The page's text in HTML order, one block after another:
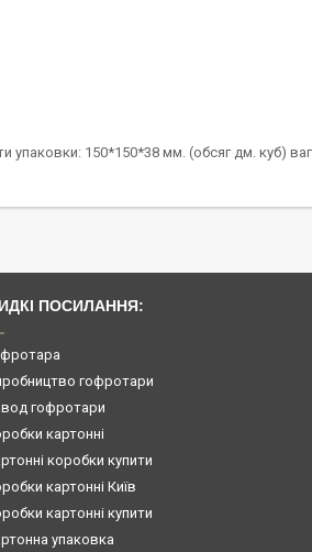
упаковки: 150*150*38 мм. (обсяг дм. куб)
ПОСИЛАННЯ:
гофротари
гофротари
картонні
коробки купити
картонні Київ
картонні купити
упаковка